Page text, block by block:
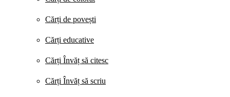
Cărți de povești
Cărți educative
Cărți Învăț să citesc
Cărți Învăț să scriu